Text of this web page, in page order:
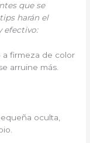
que se
harán el
efectivo:
a firmeza de color
arruine más.
oculta,